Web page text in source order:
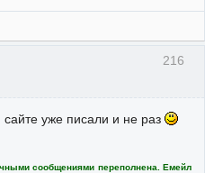
216
сайте уже писали и не раз
сообщениями переполнена. Емейл